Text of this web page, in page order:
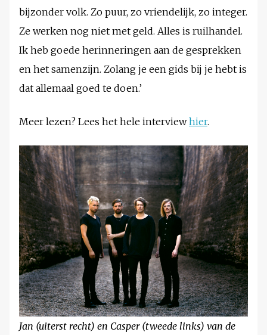
bijzonder volk. Zo puur, zo vriendelijk, zo integer.
Ze werken nog niet met geld. Alles is ruilhandel.
Ik heb goede herinneringen aan de gesprekken
en het samenzijn. Zolang je een gids bij je hebt is
dat allemaal goed te doen.’
Meer lezen? Lees het hele interviewhier.
Jan (uiterst recht) en Casper (tweede links) van de